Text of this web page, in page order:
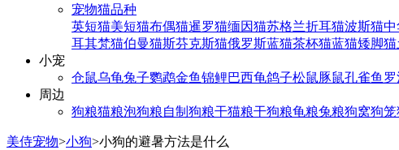
宠物猫品种
英短猫美短猫布偶猫暹罗猫缅因猫苏格兰折耳猫波斯猫中
耳其梵猫伯曼猫斯芬克斯猫俄罗斯蓝猫茶杯猫蓝猫矮脚猫
小宠
仓鼠乌龟兔子鹦鹉金鱼锦鲤巴西龟鸽子松鼠豚鼠孔雀鱼 罗
周边
狗粮猫粮泡狗粮自制狗粮干猫粮干狗粮龟粮兔粮狗窝狗笼
美侍宠物>小狗>小狗的避暑方法是什么